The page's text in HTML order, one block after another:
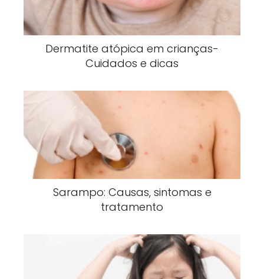
Dermatite atópica em crianças-
Cuidados e dicas
Sarampo: Causas, sintomas e
tratamento